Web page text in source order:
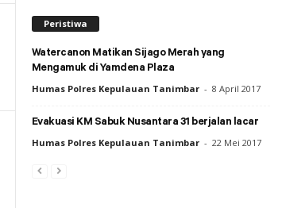
Peristiwa
Watercanon Matikan Sijago Merah yang
Mengamuk di Yamdena Plaza
Humas Polres Kepulauan Tanimbar - 8 April 2017
Evakuasi KM Sabuk Nusantara 31 berjalan lacar
Humas Polres Kepulauan Tanimbar - 22 Mei 2017